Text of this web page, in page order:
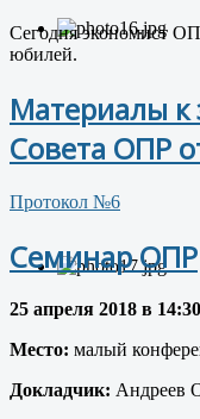
Сегодня экономист
юбилей.
Материалы к
Совета ОПР
Протокол №6
Семинар ОПР
25 апреля 2018 в 14:30
Место: малый
Докладчик: